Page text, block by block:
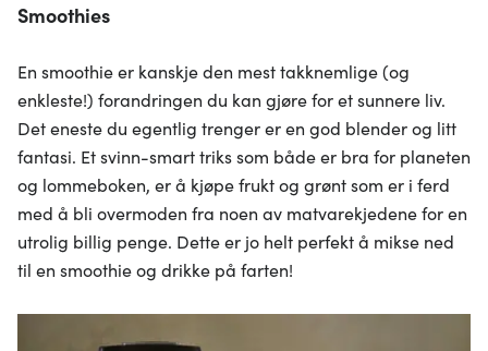
Smoothies
En smoothie er kanskje den mest takknemlige (og
enkleste!) forandringen du kan gjøre for et sunnere liv.
Det eneste du egentlig trenger er en god blender og litt
fantasi. Et svinn-smart triks som både er bra for planeten
og lommeboken, er å kjøpe frukt og grønt som er i ferd
med å bli overmoden fra noen av matvarekjedene for en
utrolig billig penge. Dette er jo helt perfekt å mikse ned
til en smoothie og drikke på farten!